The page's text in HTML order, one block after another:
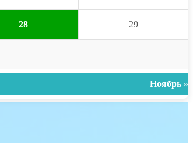
28 29
Ноябрь »